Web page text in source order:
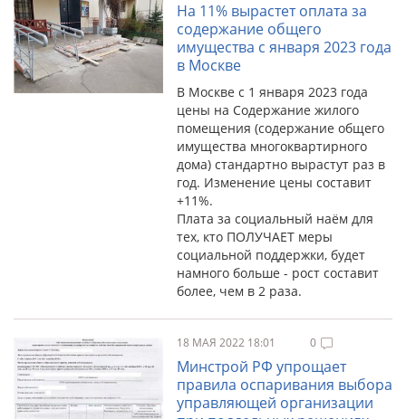
На 11% вырастет оплата за
содержание общего
имущества с января 2023 года
в Москве
В Москве с 1 января 2023 года
цены на Содержание жилого
помещения (содержание общего
имущества многоквартирного
дома) стандартно вырастут раз в
год. Изменение цены составит
+11%.
Плата за социальный наём для
тех, кто ПОЛУЧАЕТ меры
социальной поддержки, будет
намного больше - рост составит
более, чем в 2 раза.
18 МАЯ 2022 18:01 0
Минстрой РФ упрощает
правила оспаривания выбора
управляющей организации